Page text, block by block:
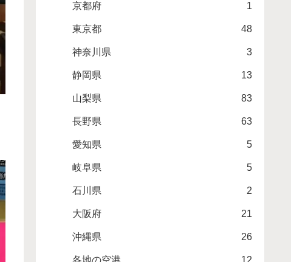
京都府 1
東京都 48
神奈川県 3
静岡県 13
山梨県 83
長野県 63
愛知県 5
岐阜県 5
石川県 2
大阪府 21
沖縄県 26